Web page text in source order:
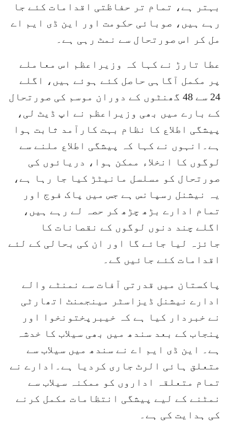
بہتر ہے، تمام تر حفاظتی اقدامات کئے جا
رہے ہیں، صوبائی حکومت اور این ڈی ایم اے
مل کر اس صورتحال سے نمٹ رہی ہے۔
عطا تارڑ نے کہا کہ وزیراعظم اس معاملے
پر مکمل آگاہی حاصل کئے ہوئے ہیں، اگلے
24 سے 48 گھنٹوں کے دوران موسم کی صورتحال
کے بارے میں بھی وزیراعظم نے اپ ڈیٹ لی،
پیشگی اطلاع کا نظام بہت کارآمد ثابت ہوا
ہے۔انہوں نے کہا کہ پیشگی اطلاع ملنے سے
لوگوں کا انخلاء ممکن ہوا، دریائوں کی
صورتحال کو مسلسل مانیٹڑ کیا جا رہا ہے،
یہ نیشنل رسپانس ہے جس میں پاک فوج اور
تمام ادارے بڑھ چڑھ کر حصہ لے رہے ہیں،
اگلے چند دنوں لوگوں کے نقصانات کا
جائزہ لیا جائے گا اور ان کی بحالی کے لئے
اقدامات کئے جائیں گے۔
پاکستان میں قدرتی آفات سے نمنٹے والے
ادارے نیشنل ڈیزاسٹر مینجمنٹ اتھارٹی
نے خبردار کیا ہے کہ خیبرپختونخوا اور
پنجاب کے بعد سندھ میں بھی سیلاب کا خدشہ
ہے۔ این ڈی ایم اے نے سندھ میں سیلاب سے
متعلق ہائی الرٹ جاری کردیا ہے۔ادارے نے
تمام متعلقہ اداروں کو ممکنہ سیلاب سے
نمٹنے کے لیے پیشگی انتظامات مکمل کرنے
کی ہدایت کی ہے۔